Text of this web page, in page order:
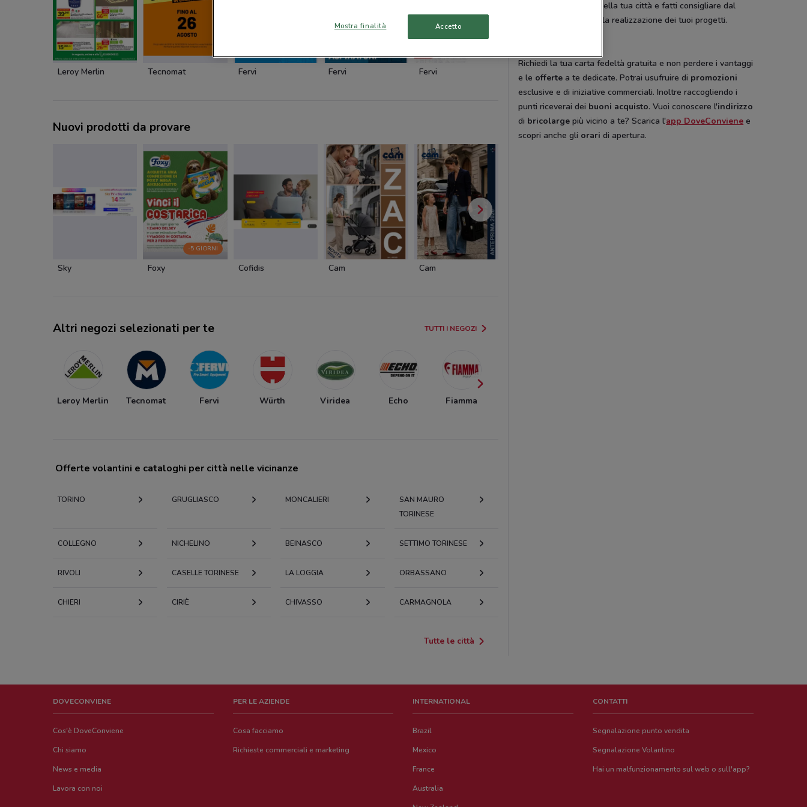
Leroy Merlin Tecnomat Fervi Fervi Fervi Würth Viridea
Nuovi prodotti da provare
Sky
-5 GIORNI
Foxy Cofidis Cam Cam
Altri negozi selezionati per te TUTTI I NEGOZI
Leroy Merlin Tecnomat Fervi Würth Viridea Echo Fiamma
Offerte volantini e cataloghi per città nelle vicinanze
TORINO GRUGLIASCO MONCALIERI
SAN MAURO
TORINESE
COLLEGNO NICHELINO BEINASCO SETTIMO TORINESE
RIVOLI CASELLE TORINESE LA LOGGIA ORBASSANO
CHIERI CIRIÈ CHIVASSO CARMAGNOLA
Tutte le città
della tua città e fatti consigliare dal
personale esperto sulla realizzazione dei tuoi progetti.
Richiedi la tua carta fedeltà gratuita e non perdere i vantaggi
e le offerte a te dedicate. Potrai usufruire di promozioni
esclusive e di iniziative commerciali. Inoltre raccogliendo i
punti riceverai dei buoni acquisto. Vuoi conoscere l'indirizzo
di bricolargepiù vicino a te? Scarica l'app DoveConviene e
scopri anche gli orari di apertura.
DOVECONVIENE
Cos'è DoveConviene
Chi siamo
News e media
Lavora con noi
PER LE AZIENDE
Cosa facciamo
Richieste commerciali e marketing
INTERNATIONAL
Brazil
Mexico
France
Australia
CONTATTI
Segnalazione punto vendita
Segnalazione Volantino
Hai un malfunzionamento sul web o sull'app?
Mostra finalità Accetto